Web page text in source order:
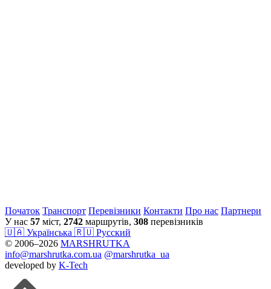
Початок Транспорт Перевiзники Контакти Про нас Партнери
У нас 57 міст, 2742 маршрутів, 308 перевізників
🇺🇦 Українська 🇷🇺 Русский
© 2006–2026 MARSHRUTKA
info@marshrutka.com.ua @marshrutka_ua
developed by K-Tech